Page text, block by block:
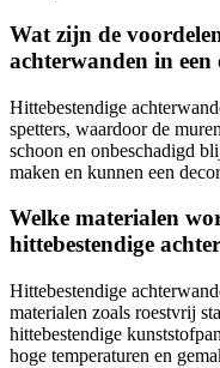
Wat zijn de
achterwanden in een
Hittebestendige
spetters, waardoor de
schoon en onbeschadigd
maken en kunnen een
Welke materialen
hittebestendige
Hittebestendige
materialen zoals roestvrij
hittebestendige
hoge temperaturen en